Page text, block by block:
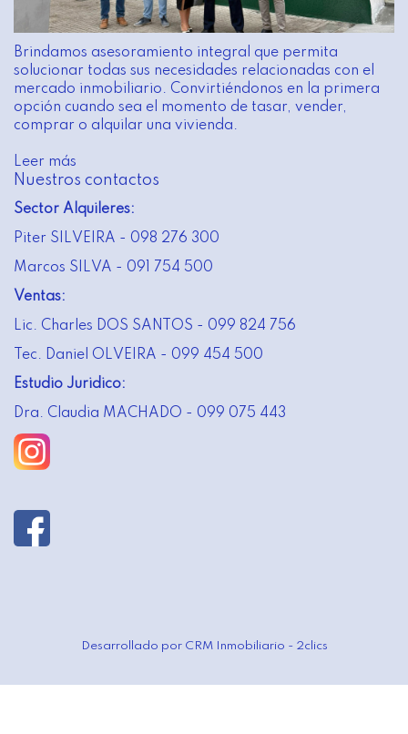
Brindamos asesoramiento integral que permita
solucionar todas sus necesidades relacionadas con el
mercado inmobiliario. Convirtiéndonos en la primera
opción cuando sea el momento de tasar, vender,
comprar o alquilar una vivienda.
Leer más
Nuestros contactos
Sector Alquileres:
Piter SILVEIRA - 098 276 300
Marcos SILVA - 091 754 500
Ventas:
Lic. Charles DOS SANTOS - 099 824 756
Tec. Daniel OLVEIRA - 099 454 500
Estudio Juridico:
Dra. Claudia MACHADO - 099 075 443
Desarrollado por CRM Inmobiliario - 2clics